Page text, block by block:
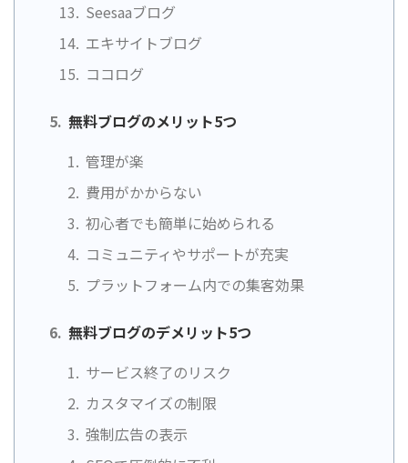
Seesaaブログ
エキサイトブログ
ココログ
無料ブログのメリット5つ
管理が楽
費用がかからない
初心者でも簡単に始められる
コミュニティやサポートが充実
プラットフォーム内での集客効果
無料ブログのデメリット5つ
サービス終了のリスク
カスタマイズの制限
強制広告の表示